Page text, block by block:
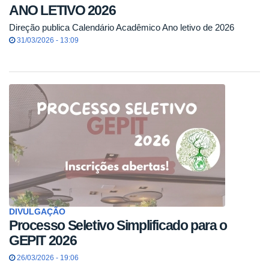
ANO LETIVO 2026
Direção publica Calendário Acadêmico Ano letivo de 2026
31/03/2026 - 13:09
DIVULGAÇÃO
Processo Seletivo Simplificado para o
GEPIT 2026
26/03/2026 - 19:06